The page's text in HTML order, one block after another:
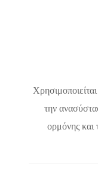
την
ορμόνης και